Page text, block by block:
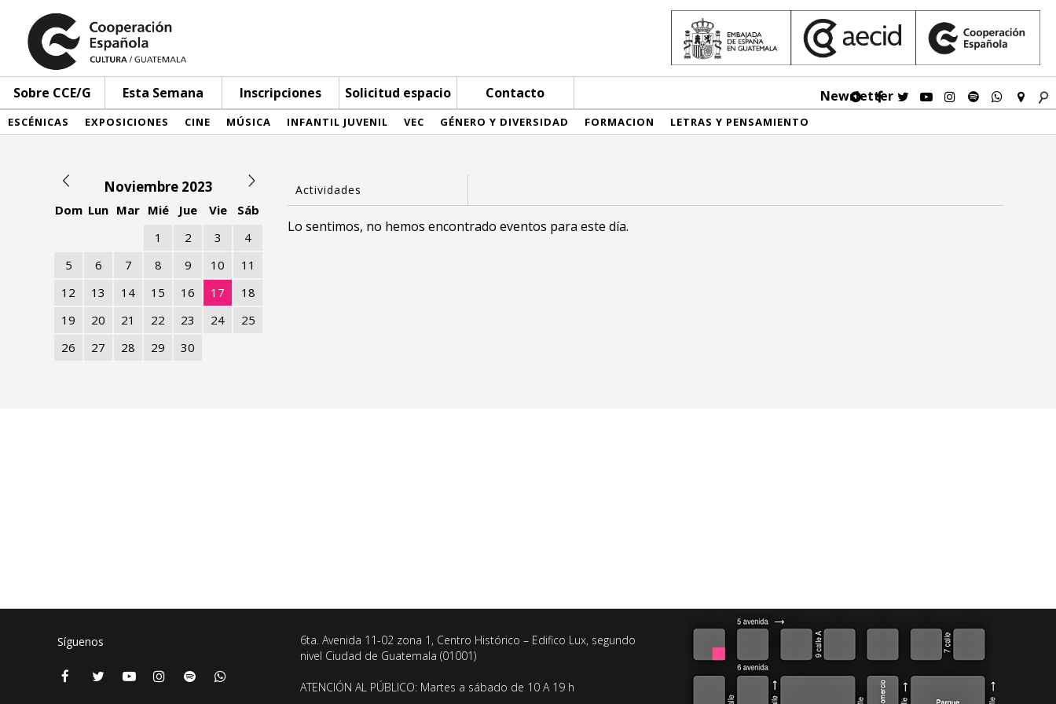
Sobre CCE/G Esta Semana Inscripciones Solicitud espacio Contacto Newsletter
ESCÉNICAS EXPOSICIONES CINE MÚSICA INFANTIL JUVENIL VEC GÉNERO Y DIVERSIDAD FORMACION LETRAS Y PENSAMIENTO
Noviembre 2023
Dom Lun Mar Mié Jue Vie
Sáb
1
2 3
4
5
6 7 8 9 10
11
12
13 14 15 16 17
18
19
20 21 22 23 24
25
26
27 28 29 30
Lo sentimos, no hemos encontrado eventos para este día.
Síguenos
6ta. Avenida 11-02 zona 1, Centro Histórico – Edifico Lux, segundo
nivel Ciudad de Guatemala (01001)
ATENCIÓN AL PÚBLICO: Martes a sábado de 10 A 19 h